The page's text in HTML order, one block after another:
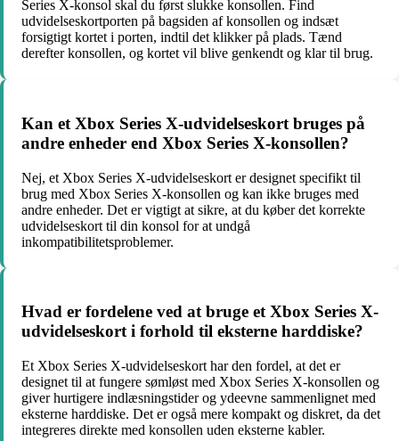
Series X-konsol skal du først slukke konsollen. Find
udvidelseskortporten på bagsiden af konsollen og indsæt
forsigtigt kortet i porten, indtil det klikker på plads. Tænd
derefter konsollen, og kortet vil blive genkendt og klar til brug.
Kan et Xbox Series X-udvidelseskort bruges på
andre enheder end Xbox Series X-konsollen?
Nej, et Xbox Series X-udvidelseskort er designet specifikt til
brug med Xbox Series X-konsollen og kan ikke bruges med
andre enheder. Det er vigtigt at sikre, at du køber det korrekte
udvidelseskort til din konsol for at undgå
inkompatibilitetsproblemer.
Hvad er fordelene ved at bruge et Xbox Series X-
udvidelseskort i forhold til eksterne harddiske?
Et Xbox Series X-udvidelseskort har den fordel, at det er
designet til at fungere sømløst med Xbox Series X-konsollen og
giver hurtigere indlæsningstider og ydeevne sammenlignet med
eksterne harddiske. Det er også mere kompakt og diskret, da det
integreres direkte med konsollen uden eksterne kabler.